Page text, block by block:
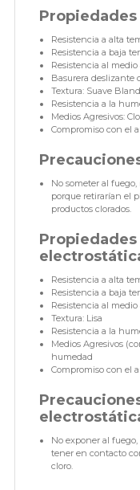
Resistencia a alta
Resistencia a baja
Resistencia al
Basurera deslizante
Textura: Suave
Resistencia a la
Medios Agresivos:
Compromiso con el
No someter al
porque retirarían el
productos clorados.
Resistencia a alta
Resistencia a baja
Resistencia al
Textura: Lisa
Resistencia a la
Medios Agresivos
humedad
Compromiso con el
No exponer al
tener en contacto
cloro.